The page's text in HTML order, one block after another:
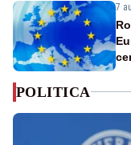
7
POLITICA